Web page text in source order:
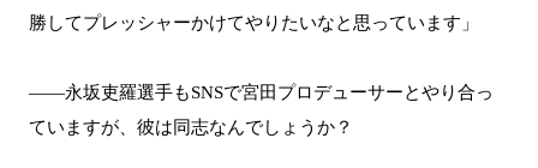
勝してプレッシャーかけてやりたいなと思っています」
――永坂吏羅選手もSNSで宮田プロデューサーとやり合っ
ていますが、彼は同志なんでしょうか？